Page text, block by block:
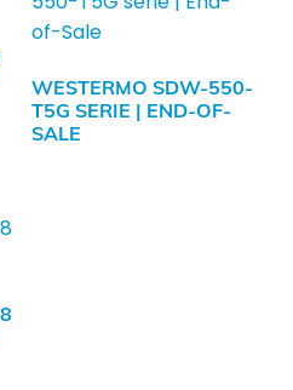
WESTERMO SDW-550-
T5G SERIE | END-OF-
SALE